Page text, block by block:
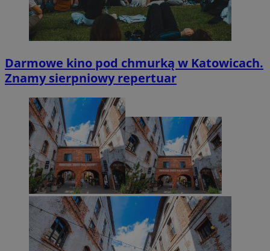
Darmowe kino pod chmurką w Katowicach.
Znamy sierpniowy repertuar